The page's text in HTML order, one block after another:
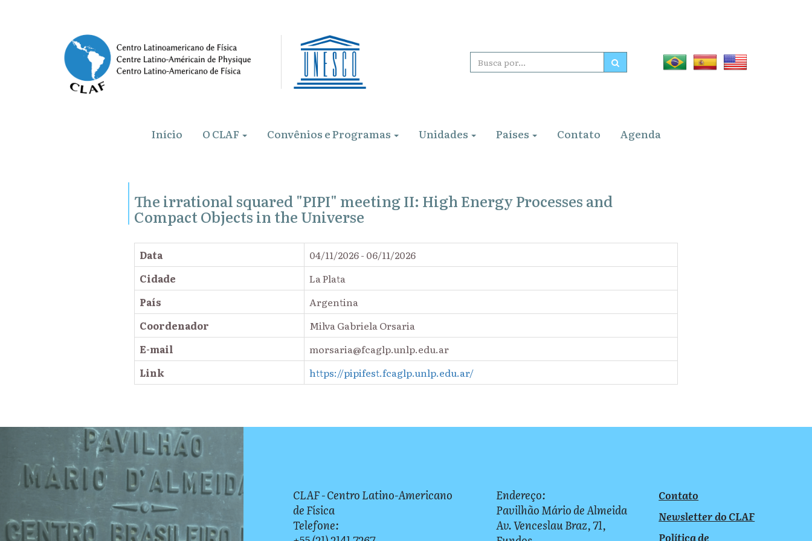
Início O CLAF Convênios e Programas Unidades Países Contato Agenda
The irrational squared "PIPI" meeting II: High Energy Processes and
Compact Objects in the Universe
Data
04/11/2026 - 06/11/2026
Cidade
La Plata
País
Argentina
Coordenador
Milva Gabriela Orsaria
E-mail
morsaria@fcaglp.unlp.edu.ar
Link
https://pipifest.fcaglp.unlp.edu.ar/
CLAF - Centro Latino-Americano
de Física
Telefone:
Endereço:
Pavilhão Mário de Almeida
Av. Venceslau Braz, 71,
Contato
Newsletter do CLAF
Política de